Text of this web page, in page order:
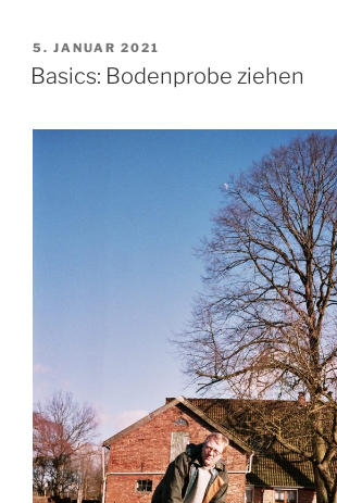
VERÖFFENTLICHT
AM
5. JANUAR 2021
Basics: Bodenprobe ziehen